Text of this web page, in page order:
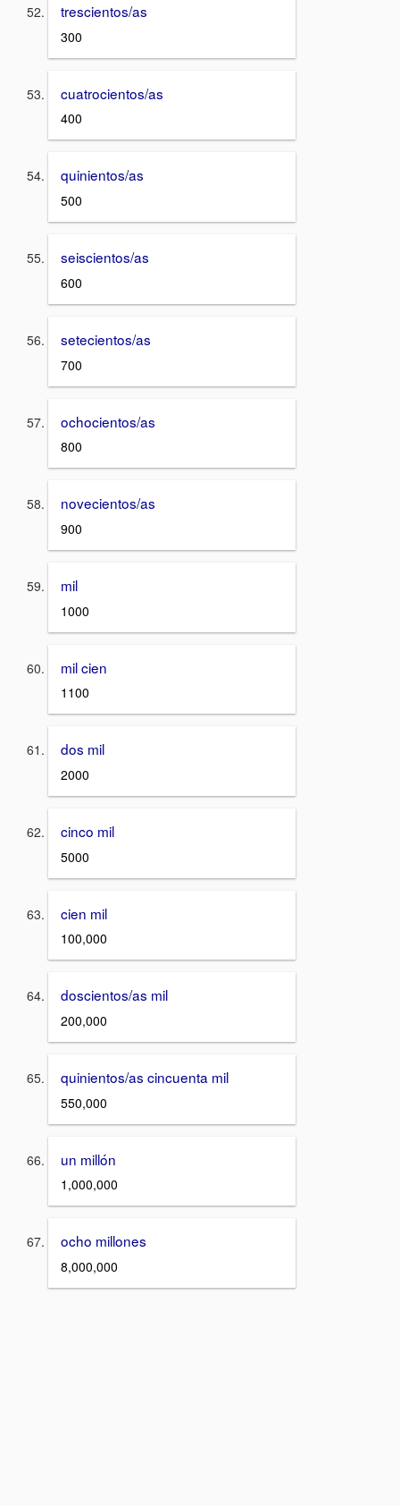
trescientos/as
300
cuatrocientos/as
400
quinientos/as
500
seiscientos/as
600
setecientos/as
700
ochocientos/as
800
novecientos/as
900
mil
1000
mil cien
1100
dos mil
2000
cinco mil
5000
cien mil
100,000
doscientos/as mil
200,000
quinientos/as cincuenta mil
550,000
un millón
1,000,000
ocho millones
8,000,000